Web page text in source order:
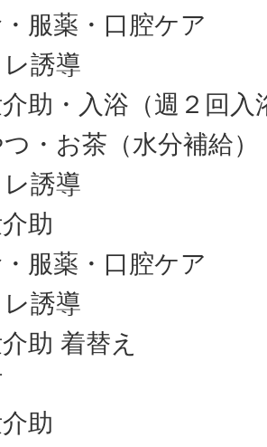
服薬・口腔ケア
誘導
助・入浴（週２回入
・お茶（水分補給）
誘導
助
服薬・口腔ケア
誘導
助 着替え
助